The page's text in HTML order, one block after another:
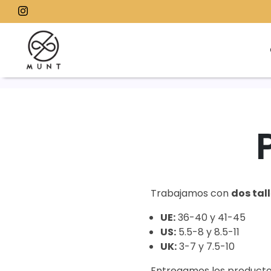
directamente
contenido
Trabajamos con dos
UE:36-40 y 41-45
US: 5.5-8 y 8.5-11
UK:3-7 y 7.5-10